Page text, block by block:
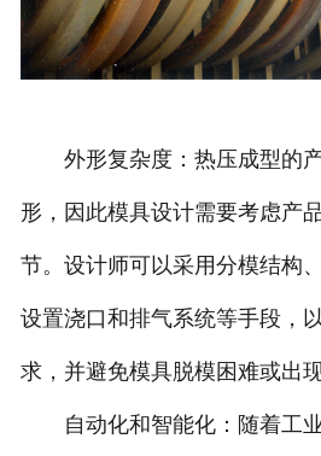
外形复杂度：热压成型的产
形，因此模具设计需要考虑产
节。设计师可以采用分模结构
设置浇口和排气系统等手段，
求，并避免模具脱模困难或出现
自动化和智能化：随着工业